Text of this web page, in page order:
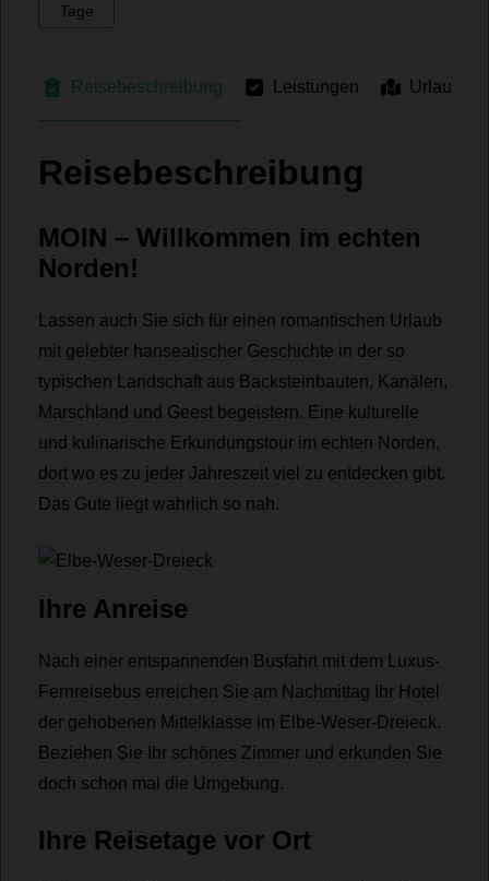
Tage
Reisebeschreibung Leistungen
Reisebeschreibung
MOIN – Willkommen im echten
Norden!
Lassen auch Sie sich für einen romantischen Urlaub
mit gelebter hanseatischer Geschichte in der so
typischen Landschaft aus Backsteinbauten, Kanälen,
Marschland und Geest begeistern. Eine kulturelle
und kulinarische Erkundungstour im echten Norden,
dort wo es zu jeder Jahreszeit viel zu entdecken gibt.
Das Gute liegt wahrlich so nah.
Ihre Anreise
Nach einer entspannenden Busfahrt mit dem Luxus-
Fernreisebus erreichen Sie am Nachmittag Ihr Hotel
der gehobenen Mittelklasse im Elbe-Weser-Dreieck.
Beziehen Sie Ihr schönes Zimmer und erkunden Sie
doch schon mal die Umgebung.
Ihre Reisetage vor Ort